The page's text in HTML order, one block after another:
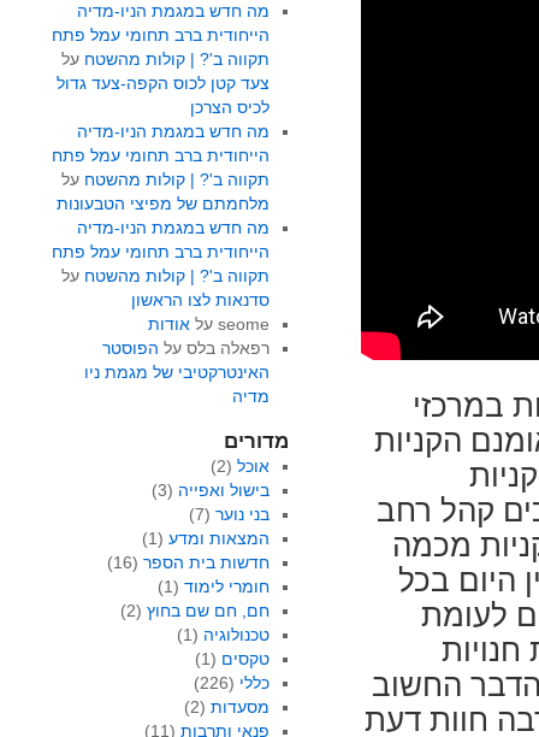
במרכזי
הקניות
קהל רחב
מכמה
היום בכל
לעומת
הדבר החשוב
חוות דעת
מה חדש במגמת הניו-מדיה
הייחודית ברב תחומי עמל פתח
תקווה ב'? | קולות מהשטח על
צעד קטן לכוס הקפה-צעד גדול
לכיס הצרכן
מה חדש במגמת הניו-מדיה
הייחודית ברב תחומי עמל פתח
תקווה ב'? | קולות מהשטח על
מלחמתם של מפיצי הטבעונות
מה חדש במגמת הניו-מדיה
הייחודית ברב תחומי עמל פתח
תקווה ב'? | קולות מהשטח על
סדנאות לצו הראשון
seomeעל אודות
רפאלה בלסעל הפוסטר
האינטרקטיבי של מגמת ניו
מדיה
מדורים
אוכל(2)
בישול ואפייה (3)
בני נוער(7)
המצאות ומדע(1)
חדשות בית הספר(16)
חומרי לימוד(1)
חם, חם שם בחוץ(2)
טכנולוגיה (1)
טקסים (1)
כללי (226)
מסעדות(2)
פנאי ותרבות(11)